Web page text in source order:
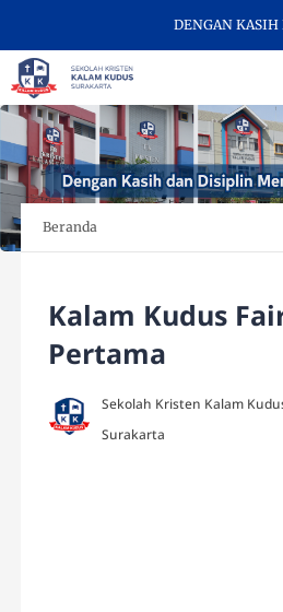
DENGAN KASIH
Beranda
Kalam Kudus
Pertama
Sekolah Kristen Kalam
Surakarta